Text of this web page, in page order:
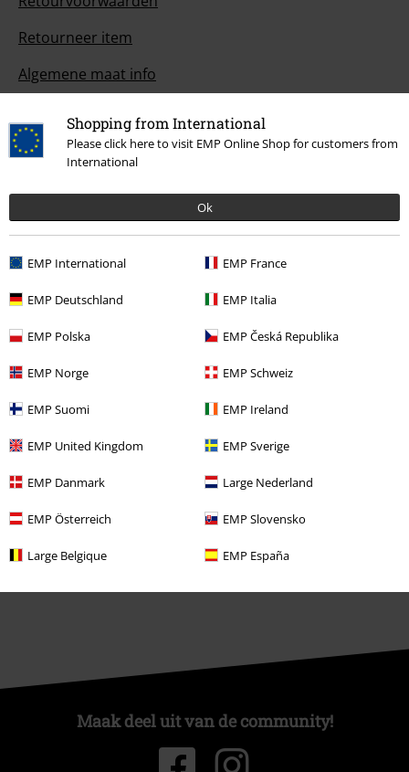
Shopping from International
Please click here to visit EMP Online Shop for customers from
International
Ok
EMP International EMP France
EMP Deutschland EMP Italia
EMP Polska EMP Česká Republika
EMP Norge EMP Schweiz
EMP Suomi EMP Ireland
EMP United Kingdom EMP Sverige
EMP Danmark Large Nederland
EMP Österreich EMP Slovensko
Large Belgique EMP España
Retourneer item
Algemene maat info
Betaalmethodes
Overige acties
Prijsvragen
Large Cadeaubonnen
ISIC Studentenkorting
EMP Backstage Club
Maak deel uit van de community!